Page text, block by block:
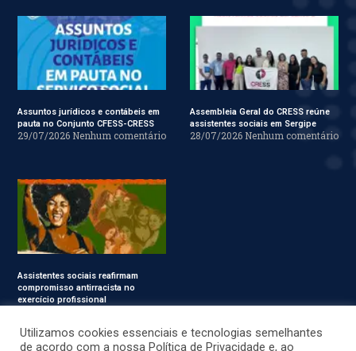
Assuntos jurídicos e contábeis em
pauta no Conjunto CFESS-CRESS
29/07/2026 Nenhum comentário
Assembleia Geral do CRESS reúne
assistentes sociais em Sergipe
28/07/2026 Nenhum comentário
Assistentes sociais reafirmam
compromisso antirracista no
exercício profissional
Utilizamos cookies essenciais e tecnologias semelhantes
de acordo com a nossa Política de Privacidade e, ao